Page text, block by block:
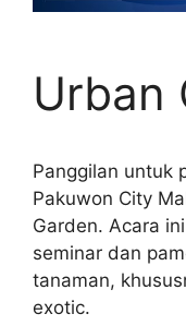
Urban
Panggilan untuk
Pakuwon City
Garden. Acara
seminar dan
tanaman,
exotic.